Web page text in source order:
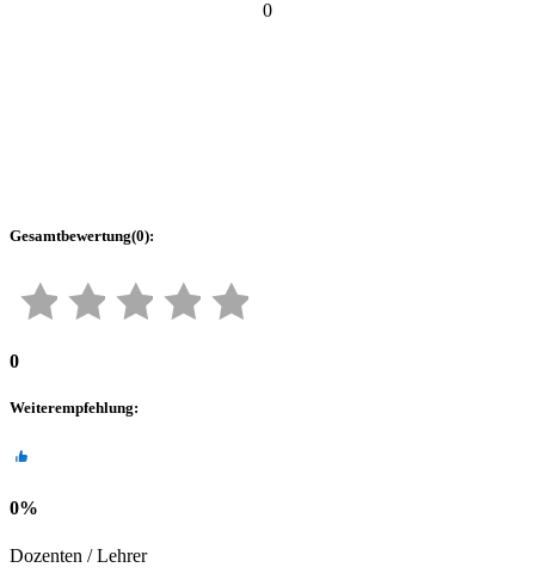
0
Gesamtbewertung(0):
0
Weiterempfehlung:
0%
Dozenten / Lehrer